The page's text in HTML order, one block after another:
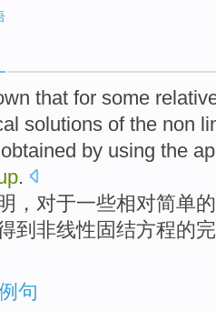
that for some
solutions ofthe non
obtained by using the
.
， 对于一些相对简单的
到 非线性固结方程的
句